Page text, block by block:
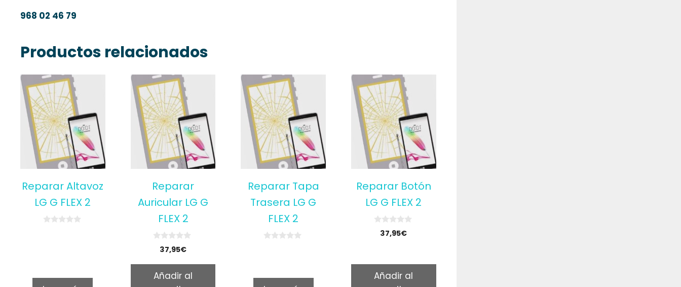
968 02 46 79
Productos relacionados
Reparar Altavoz
LG G FLEX 2
Reparar
Auricular LG G
FLEX 2
o
37,95€
Añadir al
Reparar Tapa
Trasera LG G
FLEX 2
Reparar Botón
LG G FLEX 2
f
5
37,95€
Añadir al